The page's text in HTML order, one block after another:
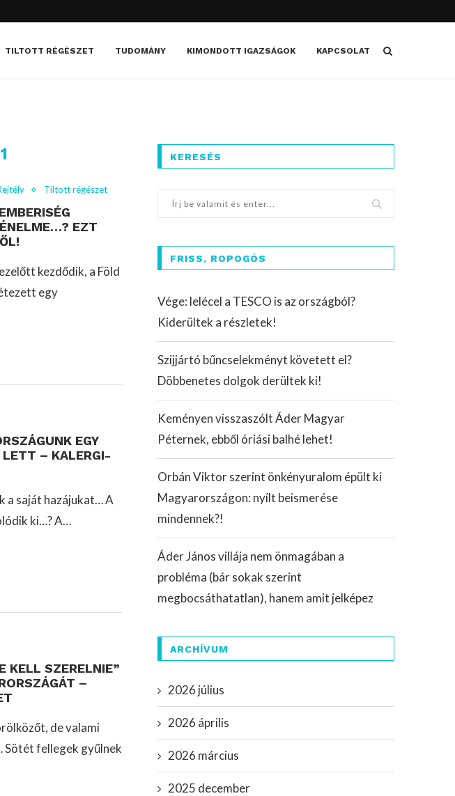
TILTOTT RÉGÉSZET TUDOMÁNY KIMONDOTT IGAZSÁGOK KAPCSOLAT
Tiltott régészet
EZT
kezdődik, a Föld
egy
EGY
LETT – KALERGI-
a saját hazájukat… A
ki…? A…
KELL SZERELNIE”
–
de valami
Sötét fellegek gyűlnek
KERESÉS
FRISS, ROPOGÓS
Vége: lelécel a TESCO is az országból?
Kiderültek a részletek!
Szijjártó bűncselekményt követett el?
Döbbenetes dolgok derültek ki!
Keményen visszaszólt Áder Magyar
Péternek, ebből óriási balhé lehet!
Orbán Viktor szerint önkényuralom épült ki
Magyarországon: nyílt beismerése
mindennek?!
Áder János villája nem önmagában a
probléma (bár sokak szerint
megbocsáthatatlan), hanem amit jelképez
ARCHÍVUM
2026 július
2026 április
2026 március
2025 december